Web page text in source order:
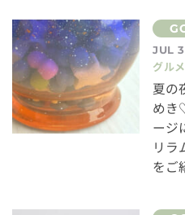
JUL
グル
夏の
めき
ージ
リラ
をご